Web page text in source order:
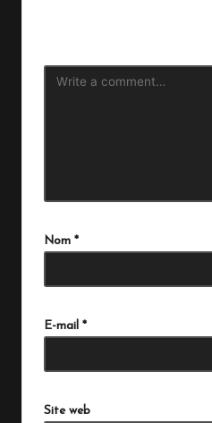
Nom *
E-mail *
Site web